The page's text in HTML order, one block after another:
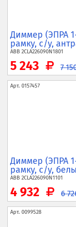
Диммер (ЭПРА
рамку, с/у,
ABB 2CLA226090N1801
5 243 7
Арт. 0157457
Диммер (ЭПРА
рамку, с/у,
ABB 2CLA226090N1101
4 932 6
Арт. 0099528